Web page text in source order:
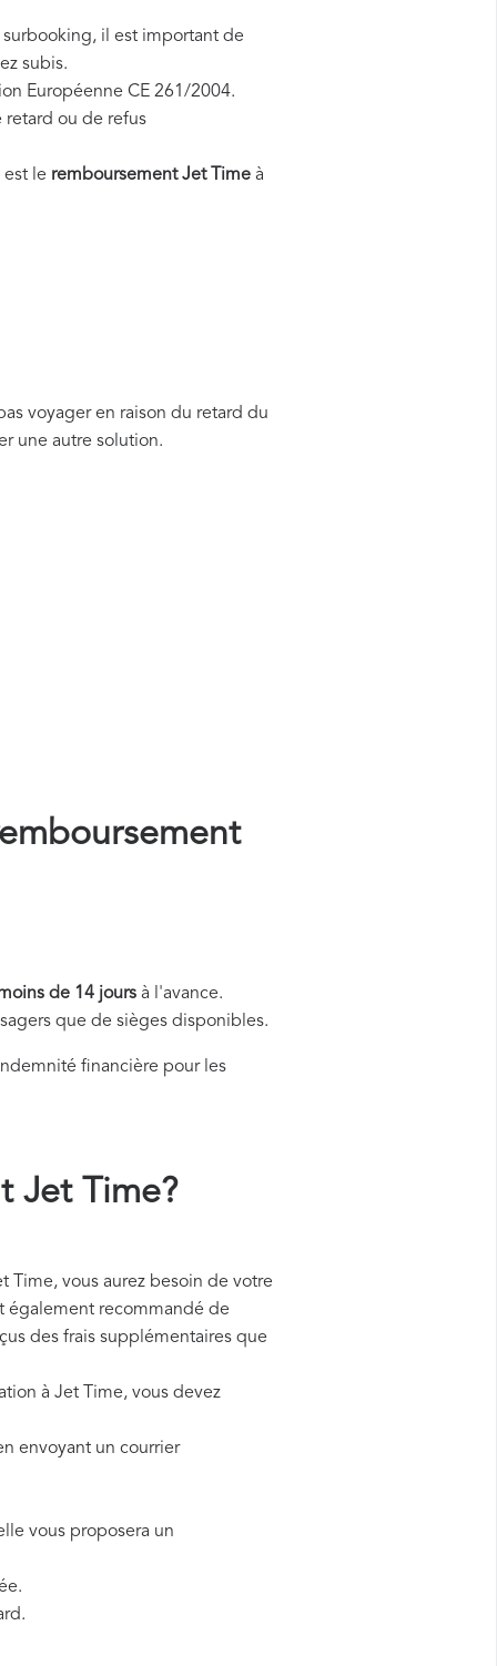
il est important de
subis.
Européenne CE 261/2004.
retard ou de refus
le remboursement Jet Time à
voyager en raison du retard du
une autre solution.
de 14 jours à l'avance.
que de sièges disponibles.
financière pour les
Jet Time?
vous aurez besoin de votre
également recommandé de
des frais supplémentaires que
à Jet Time, vous devez
envoyant un courrier
vous proposera un